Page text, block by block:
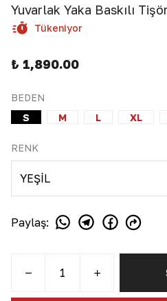
Yuvarlak Yaka Baskılı
Tükeniyor
₺ 1,890.00
BEDEN
S
M L XL
RENK
Paylaş: